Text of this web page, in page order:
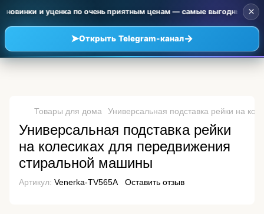
и уценка по очень приятным ценам — самые выгодные
➤Открыть Telegram-канал→
×
Товары для дома Универсальная подставка рейки на
Универсальная подставка рейки
на колесиках для передвижения
стиральной машины
Артикул: Venerka-TV565A Оставить отзыв